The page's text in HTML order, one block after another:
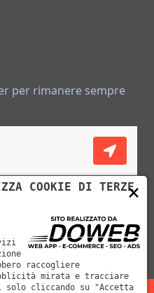
per rimanere sempre
descritte
×
COOKIE DI TERZE
raccogliere
mirata e tracciare
cliccando su "Accetta